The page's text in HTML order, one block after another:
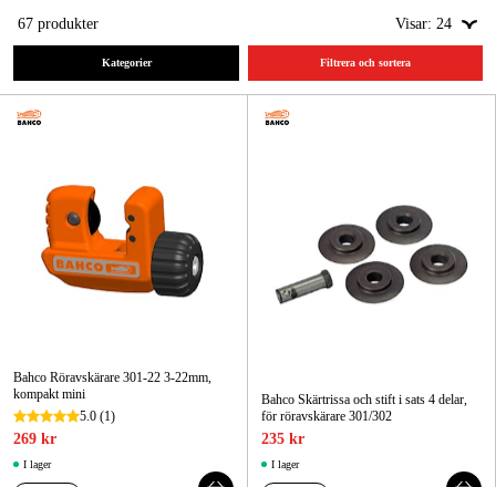
Arbetskläder & skydd
El & bygg
Skog & trädgård
Kampanjer
Varumärken
Våra varumärken
Kontakt & Öppettider
FAQ
67 produkter Visar: 24
Kategorier Filtrera och sortera
Bahco Röravskärare 301-22 3-22mm,
kompakt mini
5.0 (1)
269 kr
I lager
Bahco Skärtrissa och stift i sats 4 delar,
för röravskärare 301/302
235 kr
I lager